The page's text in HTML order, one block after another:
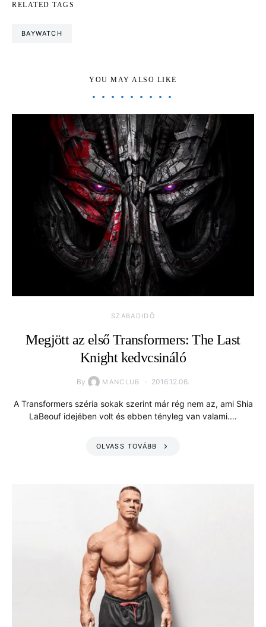
RELATED TAGS
BAYWATCH
YOU MAY ALSO LIKE
SZABADIDŐ
Megjött az első Transformers: The Last
Knight kedvcsináló
By MANCLUB 2016.12.06.
A Transformers széria sokak szerint már rég nem az, ami Shia
LaBeouf idejében volt és ebben tényleg van valami.…
OLVASS TOVÁBB